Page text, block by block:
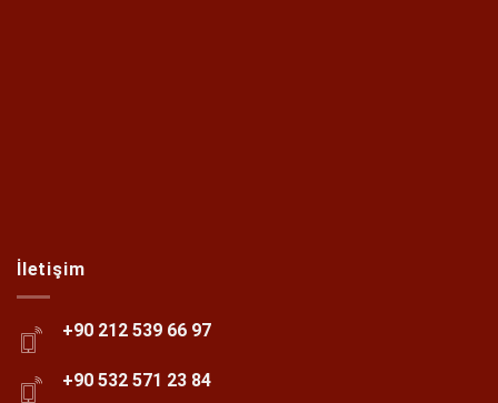
İletişim
+90 212 539 66 97
+90 532 571 23 84